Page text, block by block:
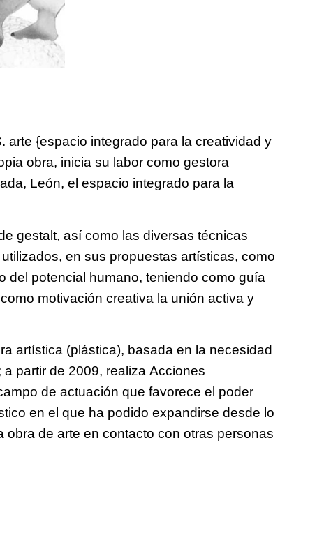
arte {espacio integrado para la creatividad y
obra, inicia su labor como gestora
León, el espacio integrado para la
gestalt, así como las diversas técnicas
en sus propuestas artísticas, como
del potencial humano, teniendo como guía
motivación creativa la unión activa y
artística (plástica), basada en la necesidad
partir de 2009, realiza Acciones
de actuación que favorece el poder
en el que ha podido expandirse desde lo
de arte en contacto con otras personas